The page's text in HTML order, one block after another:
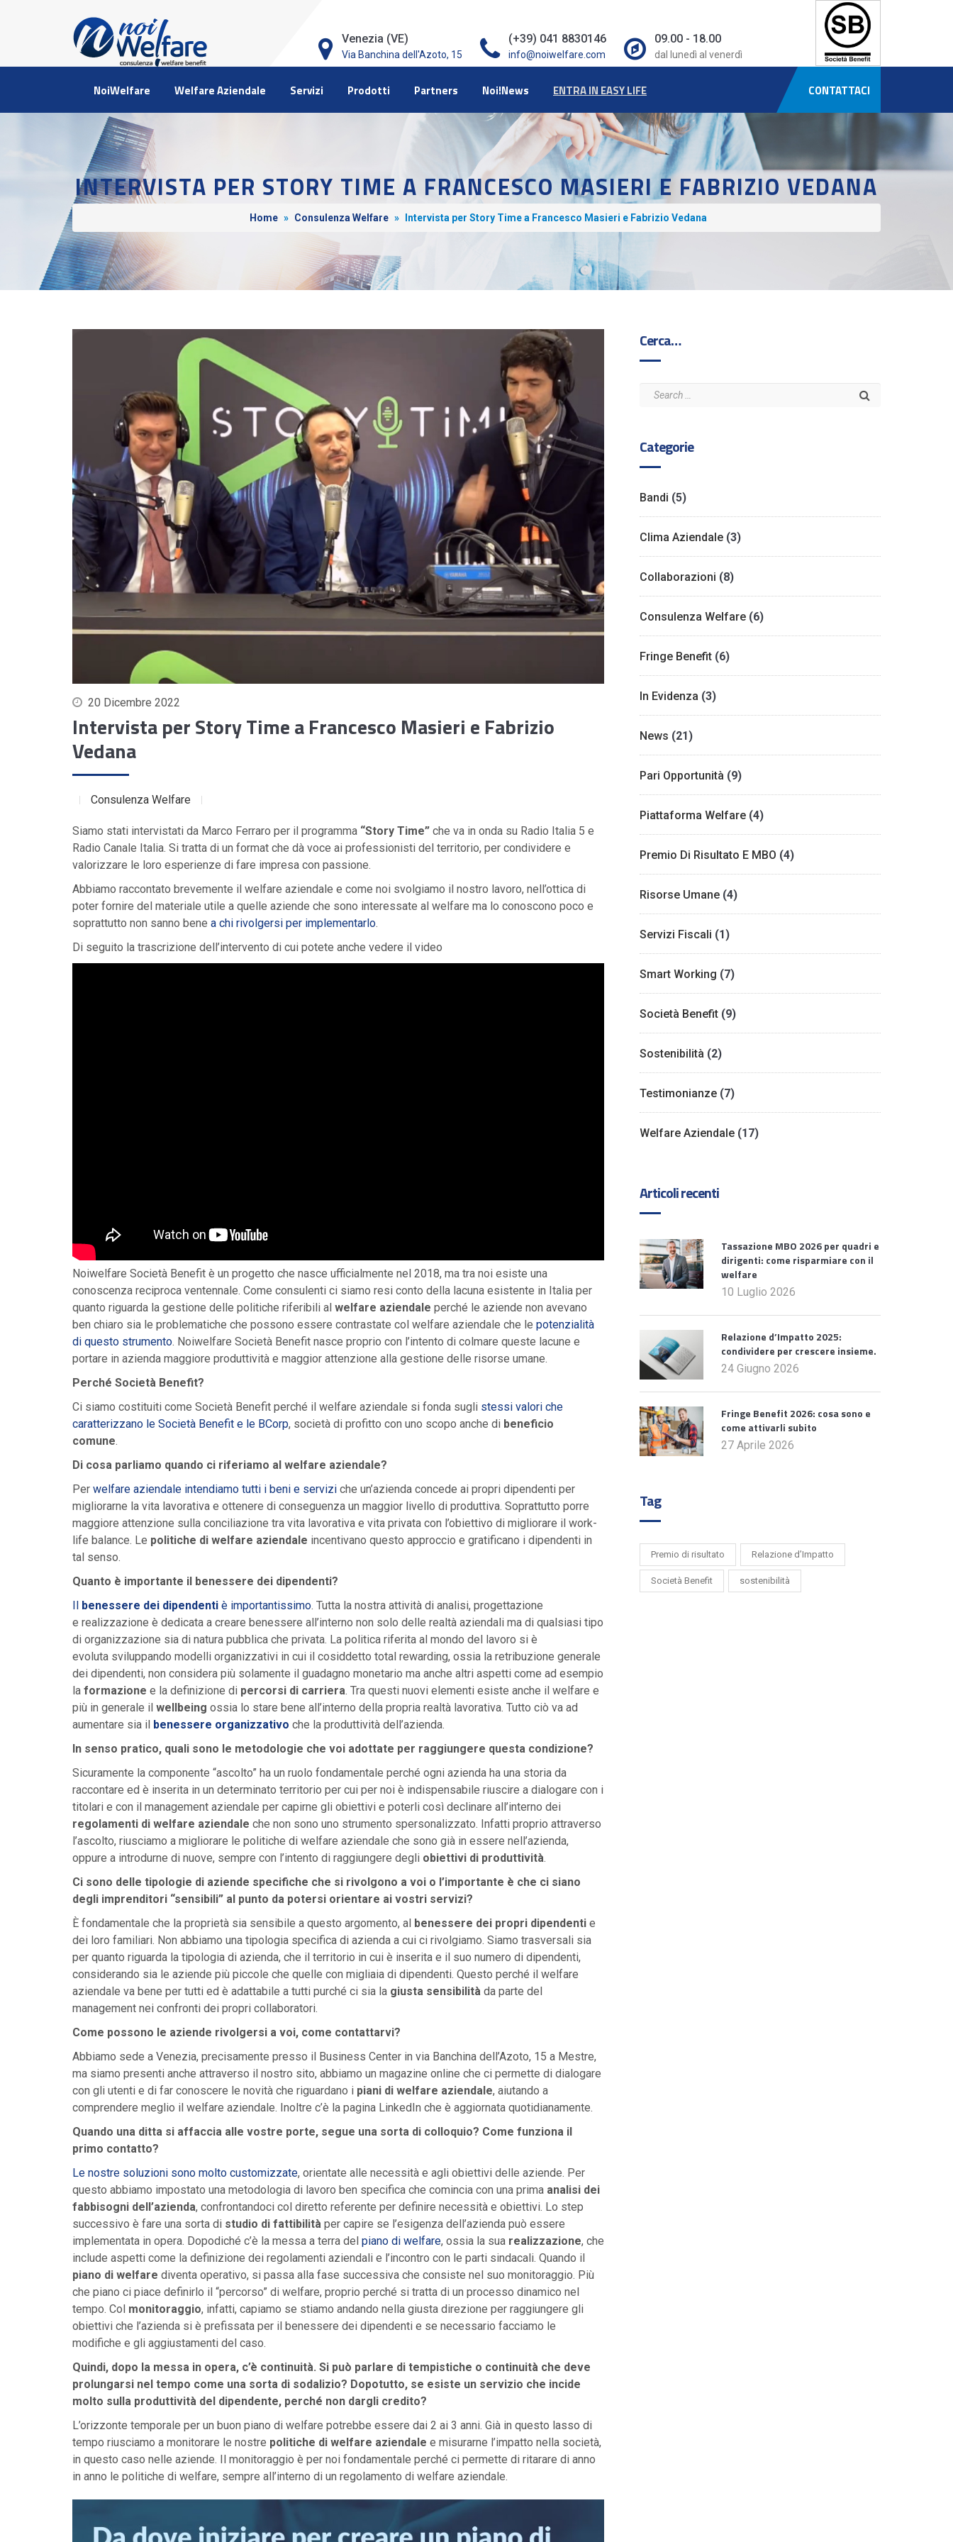
Venezia (VE)
Via Banchina dell'Azoto, 15
(+39) 041 8830146
info@noiwelfare.com
09.00 - 18.00
dal lunedì al venerdì
NoiWelfare Welfare Aziendale Servizi Prodotti Partners Noi!News ENTRA IN EASY LIFE CONTATTACI
INTERVISTA PER STORY TIME A FRANCESCO MASIERI E FABRIZIO VEDANA
Home » Consulenza Welfare » Intervista per Story Time a Francesco Masieri e Fabrizio Vedana
20 Dicembre 2022
Intervista per Story Time a Francesco Masieri e Fabrizio
Vedana
Consulenza Welfare
Siamo stati intervistati da Marco Ferraro per il programma “Story Time” che va in onda su Radio Italia 5 e
Radio Canale Italia. Si tratta di un format che dà voce ai professionisti del territorio, per condividere e
valorizzare le loro esperienze di fare impresa con passione.
Abbiamo raccontato brevemente il welfare aziendale e come noi svolgiamo il nostro lavoro, nell’ottica di
poter fornire del materiale utile a quelle aziende che sono interessate al welfare ma lo conoscono poco e
soprattutto non sanno bene a chi rivolgersi per implementarlo.
Di seguito la trascrizione dell’intervento di cui potete anche vedere il video
Noiwelfare Società Benefit è un progetto che nasce ufficialmente nel 2018, ma tra noi esiste una
conoscenza reciproca ventennale. Come consulenti ci siamo resi conto della lacuna esistente in Italia per
quanto riguarda la gestione delle politiche riferibili al welfare aziendale perché le aziende non avevano
ben chiaro sia le problematiche che possono essere contrastate col welfare aziendale che le potenzialità
di questo strumento. Noiwelfare Società Benefit nasce proprio con l’intento di colmare queste lacune e
portare in azienda maggiore produttività e maggior attenzione alla gestione delle risorse umane.
Perché Società Benefit?
Ci siamo costituiti come Società Benefit perché il welfare aziendale si fonda sugli stessi valori che
caratterizzano le Società Benefit e le BCorp, società di profitto con uno scopo anche di beneficio
comune.
Di cosa parliamo quando ci riferiamo al welfare aziendale?
Per welfare aziendale intendiamo tutti i beni e servizi che un’azienda concede ai propri dipendenti per
migliorarne la vita lavorativa e ottenere di conseguenza un maggior livello di produttiva. Soprattutto porre
maggiore attenzione sulla conciliazione tra vita lavorativa e vita privata con l’obiettivo di migliorare il work-
life balance. Le politiche di welfare aziendale incentivano questo approccio e gratificano i dipendenti in
tal senso.
Quanto è importante il benessere dei dipendenti?
Il benessere dei dipendenti è importantissimo. Tutta la nostra attività di analisi, progettazione
e realizzazione è dedicata a creare benessere all’interno non solo delle realtà aziendali ma di qualsiasi tipo
di organizzazione sia di natura pubblica che privata. La politica riferita al mondo del lavoro si è
evoluta sviluppando modelli organizzativi in cui il cosiddetto total rewarding, ossia la retribuzione generale
dei dipendenti, non considera più solamente il guadagno monetario ma anche altri aspetti come ad esempio
la formazione e la definizione di percorsi di carriera. Tra questi nuovi elementi esiste anche il welfare e
più in generale il wellbeing ossia lo stare bene all’interno della propria realtà lavorativa. Tutto ciò va ad
aumentare sia il benessere organizzativo che la produttività dell’azienda.
In senso pratico, quali sono le metodologie che voi adottate per raggiungere questa condizione?
Sicuramente la componente “ascolto” ha un ruolo fondamentale perché ogni azienda ha una storia da
raccontare ed è inserita in un determinato territorio per cui per noi è indispensabile riuscire a dialogare con i
titolari e con il management aziendale per capirne gli obiettivi e poterli così declinare all’interno dei
regolamenti di welfare aziendale che non sono uno strumento spersonalizzato. Infatti proprio attraverso
l’ascolto, riusciamo a migliorare le politiche di welfare aziendale che sono già in essere nell’azienda,
oppure a introdurne di nuove, sempre con l’intento di raggiungere degli obiettivi di produttività.
Ci sono delle tipologie di aziende specifiche che si rivolgono a voi o l’importante è che ci siano
degli imprenditori “sensibili” al punto da potersi orientare ai vostri servizi?
È fondamentale che la proprietà sia sensibile a questo argomento, al benessere dei propri dipendenti e
dei loro familiari. Non abbiamo una tipologia specifica di azienda a cui ci rivolgiamo. Siamo trasversali sia
per quanto riguarda la tipologia di azienda, che il territorio in cui è inserita e il suo numero di dipendenti,
considerando sia le aziende più piccole che quelle con migliaia di dipendenti. Questo perché il welfare
aziendale va bene per tutti ed è adattabile a tutti purché ci sia la giusta sensibilità da parte del
management nei confronti dei propri collaboratori.
Come possono le aziende rivolgersi a voi, come contattarvi?
Abbiamo sede a Venezia, precisamente presso il Business Center in via Banchina dell’Azoto, 15 a Mestre,
ma siamo presenti anche attraverso il nostro sito, abbiamo un magazine online che ci permette di dialogare
con gli utenti e di far conoscere le novità che riguardano i piani di welfare aziendale, aiutando a
comprendere meglio il welfare aziendale. Inoltre c’è la pagina LinkedIn che è aggiornata quotidianamente.
Quando una ditta si affaccia alle vostre porte, segue una sorta di colloquio? Come funziona il
primo contatto?
Le nostre soluzioni sono molto customizzate, orientate alle necessità e agli obiettivi delle aziende. Per
questo abbiamo impostato una metodologia di lavoro ben specifica che comincia con una prima analisi dei
fabbisogni dell’azienda, confrontandoci col diretto referente per definire necessità e obiettivi. Lo step
successivo è fare una sorta di studio di fattibilità per capire se l’esigenza dell’azienda può essere
implementata in opera. Dopodiché c’è la messa a terra del piano di welfare, ossia la sua realizzazione, che
include aspetti come la definizione dei regolamenti aziendali e l’incontro con le parti sindacali. Quando il
piano di welfare diventa operativo, si passa alla fase successiva che consiste nel suo monitoraggio. Più
che piano ci piace definirlo il “percorso” di welfare, proprio perché si tratta di un processo dinamico nel
tempo. Col monitoraggio, infatti, capiamo se stiamo andando nella giusta direzione per raggiungere gli
obiettivi che l’azienda si è prefissata per il benessere dei dipendenti e se necessario facciamo le
modifiche e gli aggiustamenti del caso.
Quindi, dopo la messa in opera, c’è continuità. Si può parlare di tempistiche o continuità che deve
prolungarsi nel tempo come una sorta di sodalizio? Dopotutto, se esiste un servizio che incide
molto sulla produttività del dipendente, perché non dargli credito?
L’orizzonte temporale per un buon piano di welfare potrebbe essere dai 2 ai 3 anni. Già in questo lasso di
tempo riusciamo a monitorare le nostre politiche di welfare aziendale e misurarne l’impatto nella società,
in questo caso nelle aziende. Il monitoraggio è per noi fondamentale perché ci permette di ritarare di anno
in anno le politiche di welfare, sempre all’interno di un regolamento di welfare aziendale.
Cerca…
Categorie
Bandi (5)
Clima Aziendale (3)
Collaborazioni (8)
Consulenza Welfare (6)
Fringe Benefit (6)
In Evidenza (3)
News (21)
Pari Opportunità (9)
Piattaforma Welfare (4)
Premio Di Risultato E MBO (4)
Risorse Umane (4)
Servizi Fiscali (1)
Smart Working (7)
Società Benefit (9)
Sostenibilità (2)
Testimonianze (7)
Welfare Aziendale (17)
Articoli recenti
Tassazione MBO 2026 per quadri e
dirigenti: come risparmiare con il
welfare
10 Luglio 2026
Relazione d’Impatto 2025:
condividere per crescere insieme.
24 Giugno 2026
Fringe Benefit 2026: cosa sono e
come attivarli subito
27 Aprile 2026
Tag
Premio di risultato Relazione d’Impatto
Società Benefit sostenibilità